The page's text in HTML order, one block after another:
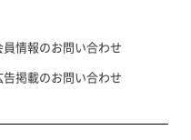
員情報のお問い合わせ
告掲載のお問い合わせ